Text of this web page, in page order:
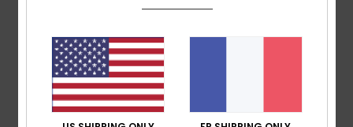
doublure légère répartie par zone en
respirabilité
Taille :Système réglable à l'intérieur de la taille,
guêtre en taffetas
Poches :2 poches chauffe-mains zippées, poche